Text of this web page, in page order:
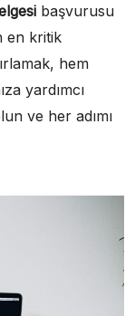
başvurusu
en kritik
hem
yardımcı
ve her adımı